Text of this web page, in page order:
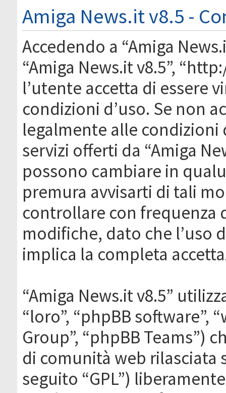
Amiga News.it v8.5 -
Accedendo a “Amiga
“Amiga News.it v8.5”,
l’utente accetta di essere
condizioni d’uso. Se non
legalmente alle condizioni
servizi offerti da “Amiga
possono cambiare in
premura avvisarti di tali
controllare con frequenza
modifiche, dato che l’uso
implica la completa
“Amiga News.it v8.5”
“loro”, “phpBB software”,
Group”, “phpBB Teams”)
di comunità web rilasciata
seguito “GPL”)